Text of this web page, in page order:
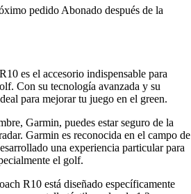
pedido Abonado después de la
es el accesorio indispensable para
Con su tecnología avanzada y su
para mejorar tu juego en el green.
Garmin, puedes estar seguro de la
Garmin es reconocida en el campo de
una experiencia particular para
el golf.
R10 está diseñado específicamente